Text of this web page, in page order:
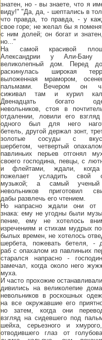
знатен, но - вы знаете, что я
виду!" "Да, да, - шептались в
что правда, то правда, - у
свое горе; не желал бы я
с ним долей; он богат и
но..."
На самой красивой
Александрии у Али-Бану
великолепный дом. Перед
раскинулась широкая
выложенная мрамором,
пальмами. Вечером он
сиживал там и курил
Двенадцать богато
невольников, стоя в
отдалении, ловили его
одного был для него
бетель, другой держал зонт,
золотые сосуды с
шербетом, четвертый
павлиньих перьев отгонял
своего господина, певцы, с
и флейтами, ждали,
пожелает усладить свой
музыкой; а самый
невольников приготовил
дабы развлечь его чтением.
Но напрасно ждали они от
знака: ему не угодны были
пение, ему не хотелось
изречениям и стихам мудрых
былых времен, не хотелось
шербета, пожевать бетеля, -
раб с опахалом из павлиньих
старался напрасно -
замечал, когда около него
муха.
И часто прохожие
дивились на великолепие
невольников в роскошных
на все окружавшие его
но затем, когда они
взгляд на сидевшего под
шейха, серьезного и
отводившего глаз от